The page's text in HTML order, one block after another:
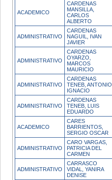
ACADEMICO
CARDENAS
MANSILLA,
CARLOS
ALBERTO
ADMINISTRATIVO
CARDENAS
NAGUIL, IVAN
JAVIER
ADMINISTRATIVO
CARDENAS
OYARZO,
MARCOS
MAURICIO
ADMINISTRATIVO
CARDENAS
TENEB, ANTONIO
IGNACIO
ADMINISTRATIVO
CARDENAS
TENEB, LUIS
EDUARDO
ACADEMICO
CARES
BARRIENTOS,
SERGIO OSCAR
ADMINISTRATIVO
CARO VARGAS,
PATRICIA DEL
CARMEN
ADMINISTRATIVO
CARRASCO
VIDAL, YANIRA
DENISE